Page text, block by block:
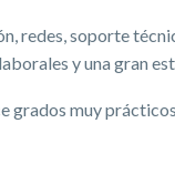
soporte
y una gran
grados muy